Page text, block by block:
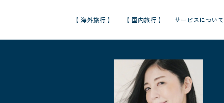
【 海外旅行 】 【 国内旅行 】 サービスについて